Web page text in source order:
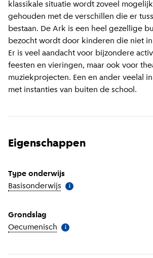
klassikale situatie wordt zoveel
gehouden met de verschillen die er
bestaan. De Ark is een heel gezellige
bezocht wordt door kinderen die niet
Er is veel aandacht voor bijzondere
feesten en vieringen, maar ook voor
muziekprojecten. Een en ander veelal
met instanties van buiten de school.
Eigenschappen
Type onderwijs
Basisonderwijs Meer informatie
i
Grondslag
Oecumenisch Meer informatie
i